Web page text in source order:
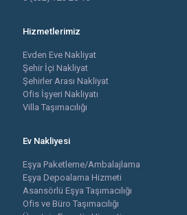
Hizmetlerimiz
Evden Eve Nakliyat
Şehir İçi Nakliyat
Şehirler Arası Nakliyat
Ofis İşyeri Nakliyatı
Villa Taşımacılığı
Ev Nakliyesi
Eşya Paketleme/Ambalajlama
Eşya Depoalama Hizmeti
Asansörlü Eşya Taşımacılığı
Ofis ve Büro Taşımacılığı